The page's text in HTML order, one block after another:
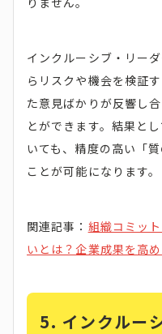
インクルーシブ・リー
らリスクや機会を検証
た意見ばかりが反響し
とができます。結果と
いても、精度の高い「
ことが可能になります。
関連記事： 組織コミッ
いとは？企業成果を高
5. インクルー